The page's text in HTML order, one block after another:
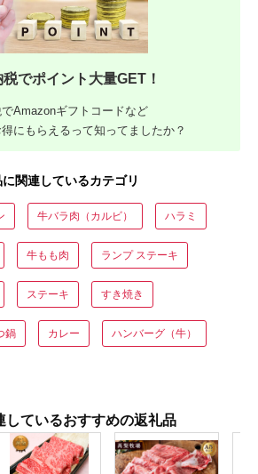
でポイント大量GET！
Amazonギフトコードなど
にもらえるって知ってましたか？
関連しているカテゴリ
牛バラ肉（カルビ） ハラミ
牛もも肉 ランプ ステーキ
ステーキ すき焼き
鍋 カレー ハンバーグ（牛）
しているおすすめの返礼品